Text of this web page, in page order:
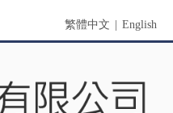
繁體中文 English